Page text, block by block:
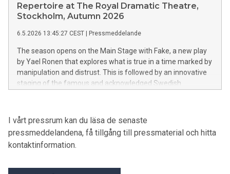
Repertoire at The Royal Dramatic Theatre,
Stockholm, Autumn 2026
6.5.2026 13:45:27 CEST | Pressmeddelande
The season opens on the Main Stage with Fake, a new play
by Yael Ronen that explores what is true in a time marked by
manipulation and distrust. This is followed by an innovative
staging of the famous and acknowledged Swedish
leading roles. On the Small Stage, the chivalric tale Parzival—
about the search for meaning in chaos—is directed by Marie
Nikazm Bakken, alongside a new Swedish work, Fåglarna
(The Birds), about a group of people trapped in a house,
(Antichrist), based on Lars von Trier’s film. Also featured is
I vårt pressrum kan du läsa de senaste
pressmeddelandena, få tillgång till pressmaterial och hitta
kontaktinformation.